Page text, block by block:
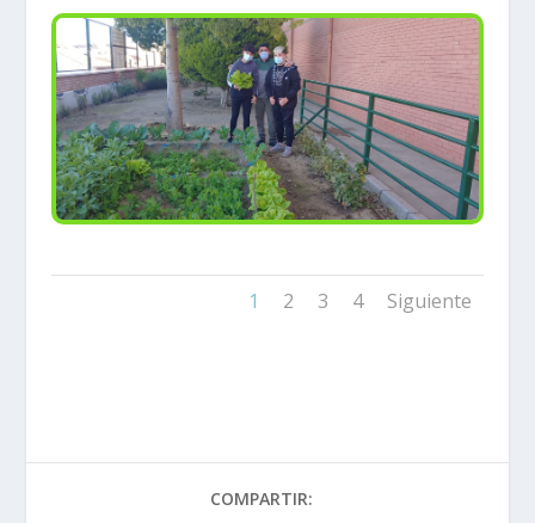
1 2 3 4 Siguiente
COMPARTIR: